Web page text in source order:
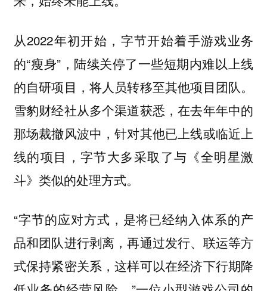
从2022年初开始，字节开始着手游戏业务
的“瘦身”，陆续关停了一些短期内难以上线
的自研项目，将人员转移至其他项目团队。
雪豹财经社从多个渠道获悉，在去年年中的
那场裁撤风波中，针对其他已上线或临近上
线的项目，字节大多采取了与《全明星激
斗》类似的处理方式。
“字节的应对方式，是将已经纳入体系的产
品和团队进行剥离，再通过发行、联运等方
式保持紧密关系，这样可以在经济下行期降